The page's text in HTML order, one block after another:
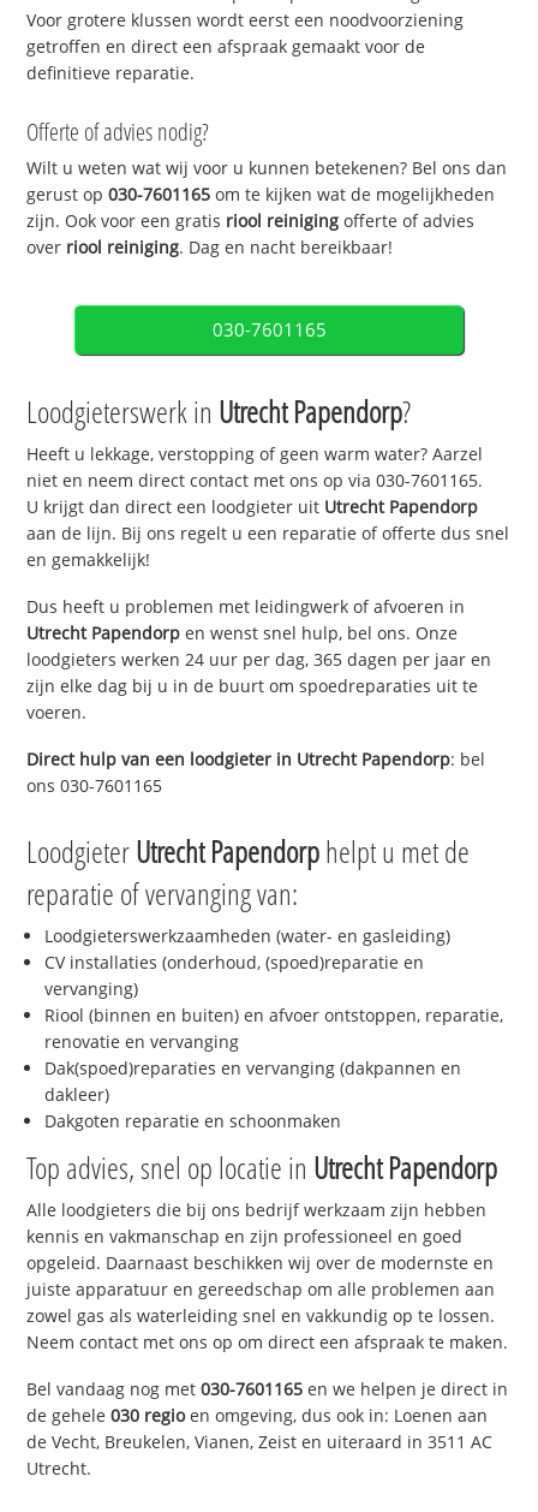
Voor grotere klussen wordt eerst een noodvoorziening
getroffen en direct een afspraak gemaakt voor de
definitieve reparatie.
Offerte of advies nodig?
Wilt u weten wat wij voor u kunnen betekenen? Bel ons dan
gerust op030-7601165 om te kijken wat de mogelijkheden
zijn. Ook voor een gratis riool reiniging offerte of advies
over riool reiniging. Dag en nacht bereikbaar!
030-7601165
Loodgieterswerk in Utrecht Papendorp?
Heeft u lekkage, verstopping of geen warm water? Aarzel
niet en neem direct contact met ons op via 030-7601165.
U krijgt dan direct een loodgieter uit Utrecht Papendorp
aan de lijn. Bij ons regelt u een reparatie of offerte dus snel
en gemakkelijk!
Dus heeft u problemen met leidingwerk of afvoeren in
Utrecht Papendorp en wenst snel hulp, bel ons. Onze
loodgieters werken 24 uur per dag, 365 dagen per jaar en
zijn elke dag bij u in de buurt om spoedreparaties uit te
voeren.
Direct hulp van een loodgieter in Utrecht Papendorp: bel
ons 030-7601165
LoodgieterUtrecht Papendorphelpt u met de
reparatie of vervanging van:
Loodgieterswerkzaamheden (water- en gasleiding)
CV installaties (onderhoud, (spoed)reparatie en
vervanging)
Riool (binnen en buiten) en afvoer ontstoppen, reparatie,
renovatie en vervanging
Dak(spoed)reparaties en vervanging (dakpannen en
dakleer)
Dakgoten reparatie en schoonmaken
Top advies, snel op locatie in Utrecht Papendorp
Alle loodgieters die bij ons bedrijf werkzaam zijn hebben
kennis en vakmanschap en zijn professioneel en goed
opgeleid. Daarnaast beschikken wij over de modernste en
juiste apparatuur en gereedschap om alle problemen aan
zowel gas als waterleiding snel en vakkundig op te lossen.
Neem contact met ons op om direct een afspraak te maken.
Bel vandaag nog met030-7601165 en we helpen je direct in
de gehele030 regioen omgeving, dus ook in: Loenen aan
de Vecht, Breukelen, Vianen, Zeist en uiteraard in 3511 AC
Utrecht.